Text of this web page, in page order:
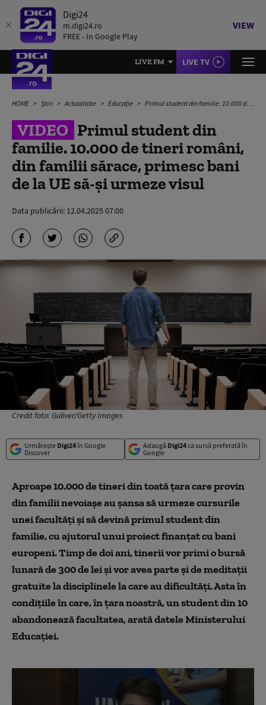
Digi24
m.digi24.ro
FREE - In Google Play
VIEW
LIVE FM LIVE TV
HOME Știri Actualitate Educație Primul student din familie. 10.000 de tineri români, din familii sărace, primesc bani de la UE să-și urmeze visul
VIDEO Primul student din
familie. 10.000 de tineri români,
din familii sărace, primesc bani
de la UE să-și urmeze visul
Data publicării: 12.04.2025 07:00
Credit foto: Guliver/Getty Images
Urmărește Digi24în Google
Discover
Adaugă Digi24ca sursă preferată în
Google
Aproape 10.000 de tineri din toată țara care provin
din familii nevoiașe au șansa să urmeze cursurile
unei facultăți și să devină primul student din
familie, cu ajutorul unui proiect finanțat cu bani
europeni. Timp de doi ani, tinerii vor primi o bursă
lunară de 300 de lei și vor avea parte și de meditații
gratuite la disciplinele la care au dificultăți. Asta în
condițiile în care, în țara noastră, un student din 10
abandonează facultatea, arată datele Ministerului
Educației.